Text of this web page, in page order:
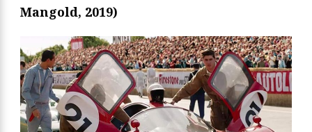
Mangold, 2019)